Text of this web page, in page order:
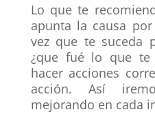
Lo que te
apunta la causa
vez que te suceda
¿que fué lo que te
hacer acciones
acción. Así
mejorando en cada